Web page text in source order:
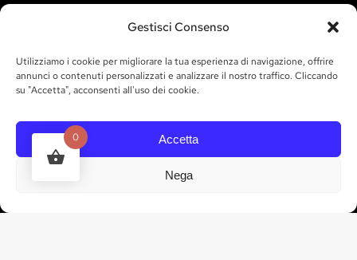
Gestisci Consenso
Utilizziamo i cookie per migliorare la tua esperienza di navigazione, offrire
annunci o contenuti personalizzati e analizzare il nostro traffico. Cliccando
su "Accetta", acconsenti all'uso dei cookie.
Accetta
Nega
BESUCHEN SIE UNS
0